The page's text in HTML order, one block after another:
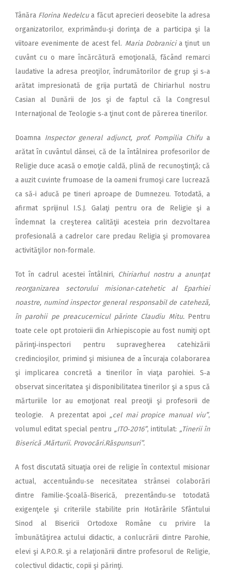
Tânăra Florina Nedelcua făcut aprecieri deosebite la adresa
organizatorilor, exprimându‑şi dorinţa de a participa şi la
viitoare evenimente de acest fel. Maria Dobranicia ţinut un
cuvânt cu o mare încărcătură emoţională, făcând remarci
laudative la adresa preoţilor, îndrumătorilor de grup şi s‑a
arătat impresionată de grija purtată de Chiriarhul nostru
Casian al Dunării de Jos şi de faptul că la Congresul
Internaţional de Teologie s‑a ţinut cont de părerea tinerilor.
Doam­na Inspector gene­ral adjunct, prof. Pompilia Chifua
arătat în cuvântul dânsei, că de la întâlnirea profesorilor de
Religie duce acasă o emoţie caldă, plină de recunoştinţă; că
a auzit cuvinte frumoase de la oameni frumoşi care lucrează
ca să‑i aducă pe tineri aproa­pe de Dumnezeu. Totodată, a
afirmat sprijinul I.S.J. Galaţi pentru ora de Religie şi a
îndemnat la creşterea calităţii acesteia prin dezvoltarea
profesională a cadrelor care predau Religia şi promovarea
activităţilor non‑formale.
Tot în cadrul acestei întâlniri, Chiriarhul nostru a anunţat
reorganizarea sectorului misionar‑catehetic al Eparhiei
noastre, numind inspector general responsabil de cateheză,
în parohii pe preacucernicul părinte Claudiu Mitu.Pentru
toate cele opt protoierii din Arhiepiscopie au fost numiţi opt
părinţi‑inspectori pentru suprave­gherea catehizării
credincioşilor, primind şi misiunea de a încuraja colaborarea
şi implicarea concretă a tinerilor în viaţa parohiei. S‑a
observat sinceritatea şi disponibilitatea tinerilor şi a spus că
mărturiile lor au emoţionat real preoţii şi profesorii de
teologie. A prezentat apoi „cel mai propice manual viu”,
volumul editat special pentru „ITO‑2016”, intitulat: „Ti­nerii în
Biserică .Mărturii. Provocări.Răspunsuri”.
A fost discutată situaţia orei de religie în contextul misionar
actual, accentuându‑se necesitatea strânsei colaborări
dintre Familie‑Şcoală‑Biserică, prezentându‑se totodată
exigenţele şi criteriile stabilite prin Hotărârile Sfântului
Sinod al Bisericii Ortodoxe Române cu privire la
îmbunătăţirea actului didactic, a conlucrării dintre Parohie,
elevi şi A.P.O.R. şi a relaţionării dintre profesorul de Religie,
colectivul didactic, copii şi părinţi.